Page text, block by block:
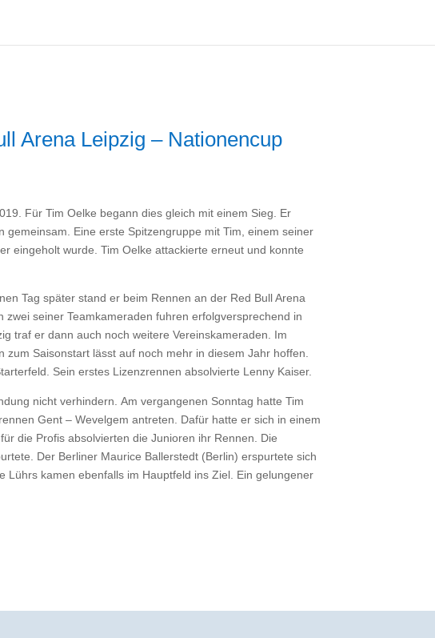
Arena Leipzig – Nationencup
Für Tim Oelke begann dies gleich mit einem Sieg. Er
Eine erste Spitzengruppe mit Tim, einem seiner
eingeholt wurde. Tim Oelke attackierte erneut und konnte
Tag später stand er beim Rennen an der Red Bull Arena
seiner Teamkameraden fuhren erfolgversprechend in
traf er dann auch noch weitere Vereinskameraden. Im
Saisonstart lässt auf noch mehr in diesem Jahr hoffen.
Sein erstes Lizenzrennen absolvierte Lenny Kaiser.
nicht verhindern. Am vergangenen Sonntag hatte Tim
Gent – Wevelgem antreten. Dafür hatte er sich in einem
die Profis absolvierten die Junioren ihr Rennen. Die
Der Berliner Maurice Ballerstedt (Berlin) erspurtete sich
Lührs kamen ebenfalls im Hauptfeld ins Ziel. Ein gelungener